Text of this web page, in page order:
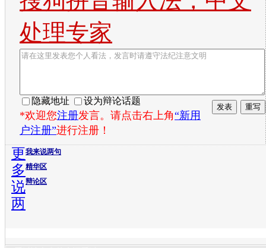
处理专家
隐藏地址 设为辩论话题
*欢迎您注册发言。请点击右上角“新用
户注册”进行注册！
我来说两句
精华区
辩论区
更
多
说
两